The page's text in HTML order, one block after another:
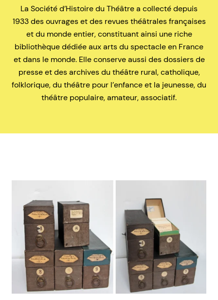
La Société d’Histoire du Théâtre a collecté depuis
1933 des ouvrages et des revues théâtrales françaises
et du monde entier, constituant ainsi une riche
bibliothèque dédiée aux arts du spectacle en France
et dans le monde. Elle conserve aussi des dossiers de
presse et des archives du théâtre rural, catholique,
folklorique, du théâtre pour l’enfance et la jeunesse, du
théâtre populaire, amateur, associatif.